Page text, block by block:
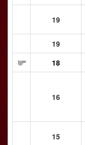
19
19
18
16
15